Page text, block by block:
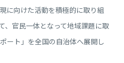
に向けた活動を積極的に取り組
、官民一体となって地域課題に取
ート」を全国の自治体へ展開し